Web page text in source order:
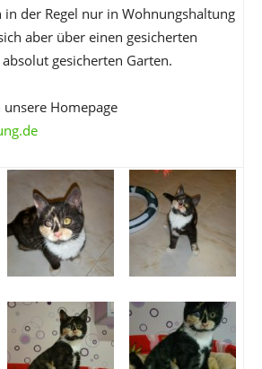
in der Regel nur in Wohnungshaltung
aber über einen gesicherten
gesicherten Garten.
unsere Homepage